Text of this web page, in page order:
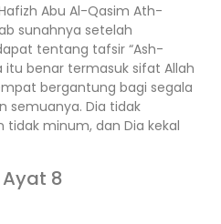
Abu Al-Qasim Ath-
sunahnya setelah
tentang tafsir “Ash-
itu benar termasuk sifat Allah
bergantung bagi segala
semuanya. Dia tidak
tidak minum, dan Dia kekal
8